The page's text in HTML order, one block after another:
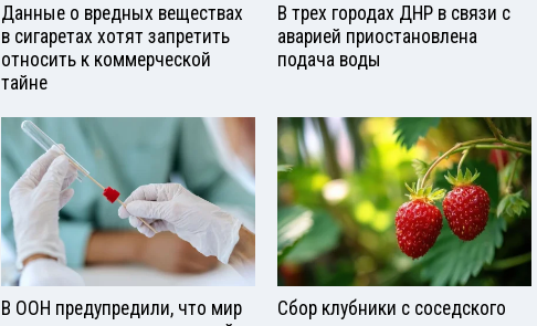
Данные о вредных веществах
в сигаретах хотят запретить
относить к коммерческой
тайне
В трех городах ДНР в связи с
аварией приостановлена
подача воды
В ООН предупредили, что мир
Сбор клубники с соседского